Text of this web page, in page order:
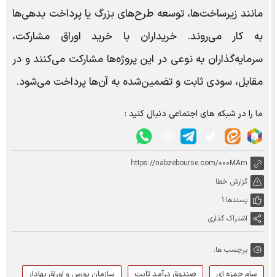
مانند زیرساخت‌ها، توسعه طرح‌های بزرگ یا پرداخت بدهی‌ها
به کار می‌روند. خریداران با خرید اوراق مشارکت،
سرمایه‌گذاران به نوعی در این پروژه‌ها مشارکت می‌کنند و در
مقابل، سودی ثابت و تضمین‌شده به آن‌ها پرداخت می‌شود.
ما را در شبکه های اجتماعی دنبال کنید :
https://nabzebourse.com/000MAm
گزارش خطا
پسندها:1
اشتراک گذاری
برچسب ها:
سام حمزه ای صندوق درآمد ثابت سازمان بورس و اوراق بهادار